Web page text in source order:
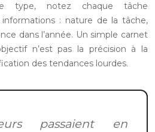
type, notez chaque tâche
: nature de la tâche,
dans l’année. Un simple carnet
n’est pas la précision à la
des tendances lourdes.
passaient en